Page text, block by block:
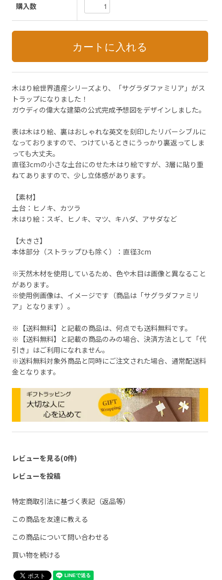
購入数
木はり絵世界遺産シリーズより、「サグラダファミリア」がス
トラップになりました！
ガウディの偉大な建築の公式完成予想図をデザインしました。
表は木はり絵、裏はおしゃれな英文を刻印したリバーシブルに
なっておりますので、つけているときにうっかり裏返ってしま
っても大丈夫。
直径3cmの小さな土台にのせた木はり絵ですが、3層に貼り重
ねてありますので、少し立体感があります。
【素材】
土台：ヒノキ、カツラ
木はり絵：スギ、ヒノキ、マツ、キハダ、アサダなど
【大きさ】
本体部分（ストラップひも除く）：直径3cm
※天然木材を使用しているため、色や木目は画像と異なること
があります。
※使用例画像は、イメージです（商品は「サグラダファミリ
ア」となります）。
※【送料無料】と記載の商品は、何点でも送料無料です。
※【送料無料】と記載の商品のみの場合、決済方法として「代
引き」はご利用になれません。
※送料無料対象外商品と同時にご注文された場合、通常配送料
金となります。
レビューを見る(0件)
レビューを投稿
特定商取引法に基づく表記（返品等）
この商品を友達に教える
この商品について問い合わせる
買い物を続ける